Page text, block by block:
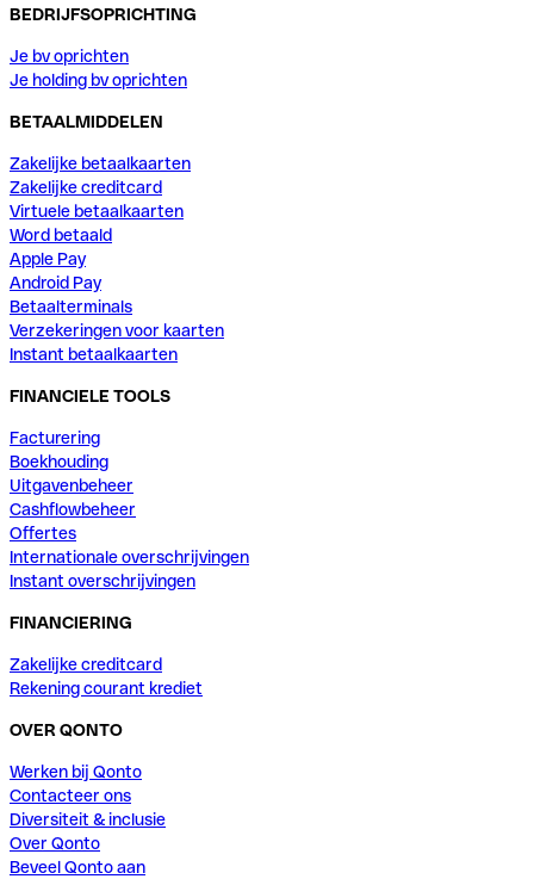
BEDRIJFSOPRICHTING
Je bv oprichten
Je holding bv oprichten
BETAALMIDDELEN
Zakelijke betaalkaarten
Zakelijke creditcard
Virtuele betaalkaarten
Word betaald
Apple Pay
Android Pay
Betaalterminals
Verzekeringen voor kaarten
Instant betaalkaarten
FINANCIELE TOOLS
Facturering
Boekhouding
Uitgavenbeheer
Cashflowbeheer
Offertes
Internationale overschrijvingen
Instant overschrijvingen
FINANCIERING
Zakelijke creditcard
Rekening courant krediet
OVER QONTO
Werken bij Qonto
Contacteer ons
Diversiteit & inclusie
Over Qonto
Beveel Qonto aan